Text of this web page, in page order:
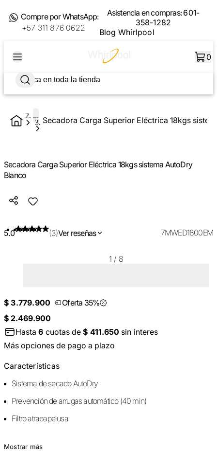
Compre por WhatsApp:
+57 311 876 0622
Asistencia en compras:601-
358-1282
Blog Whirlpool
0
... Secadora Carga Superior Eléctrica 18kgs
Secadora Carga Superior Eléctrica 18kgs sistema AutoDry
Blanco
5.0 (3)Ver reseñas 7MWED1800EM
1 / 8
$ 3.779.900
Oferta 35%
$ 2.469.900
Hasta6 cuotas de$ 411.650 sin interes
Más opciones de pago a plazo
Características
Sistema de secado AutoDry
Prevención de arrugas automático (40 min)
Filtro atrapapelusa
Mostrar más